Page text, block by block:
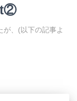
が、(以下の記事よ